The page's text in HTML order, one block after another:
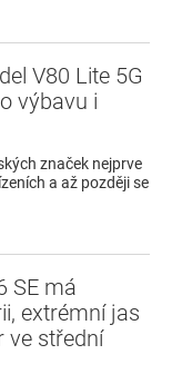
V80 Lite 5G
výbavu i
značek nejprve
a až později se
SE má
extrémní jas
ve střední